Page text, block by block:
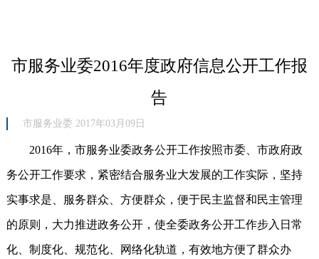
市服务业委2016年度政府信息公开工作报
告
市服务业委 2017年03月09日
2016年，市服务业委政务公开工作按照市委、市政府政
务公开工作要求，紧密结合服务业大发展的工作实际，坚持
实事求是、服务群众、方便群众，便于民主监督和民主管理
的原则，大力推进政务公开，使全委政务公开工作步入日常
化、制度化、规范化、网络化轨道，有效地方便了群众办